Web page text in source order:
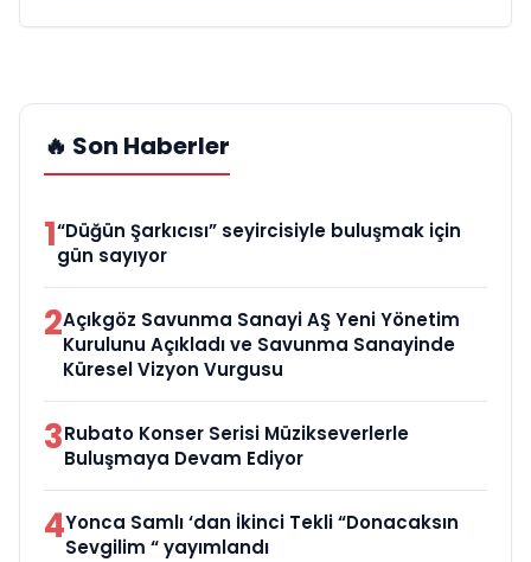
🔥 Son Haberler
1“Düğün Şarkıcısı” seyircisiyle buluşmak için
gün sayıyor
2Açıkgöz Savunma Sanayi AŞ Yeni Yönetim
Kurulunu Açıkladı ve Savunma Sanayinde
Küresel Vizyon Vurgusu
3Rubato Konser Serisi Müzikseverlerle
Buluşmaya Devam Ediyor
4Yonca Samlı ‘dan İkinci Tekli “Donacaksın
Sevgilim “ yayımlandı